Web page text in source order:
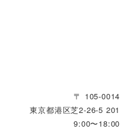
〒 105-0014
東京都港区芝2‐26‐5 201
9:00〜18:00